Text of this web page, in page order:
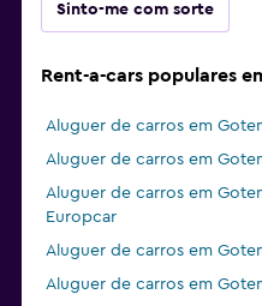
Sinto-me com sorte
Rent-a-cars populares
Aluguer de carros em
Aluguer de carros em
Aluguer de carros em
Europcar
Aluguer de carros em
Aluguer de carros em